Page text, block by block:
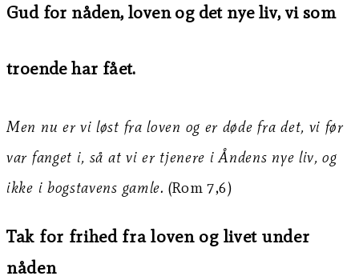
Gud for nåden, loven og det nye liv, vi som
troende har fået.
Men nu er vi løst fra loven og er døde fra det, vi før
var fanget i, så at vi er tjenere i Åndens nye liv, og
ikke i bogstavens gamle. (Rom 7,6)
Tak for frihed fra loven og livet under
nåden